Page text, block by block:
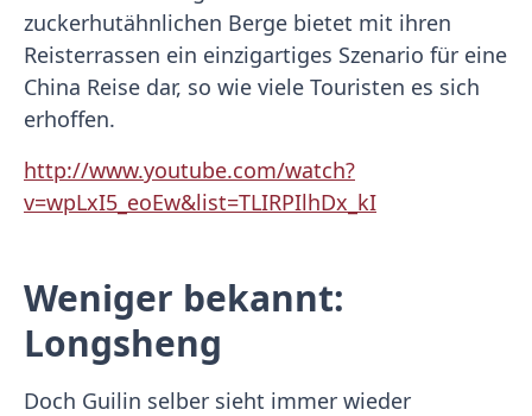
zuckerhutähnlichen Berge bietet mit ihren
Reisterrassen ein einzigartiges Szenario für eine
China Reise dar, so wie viele Touristen es sich
erhoffen.
http://www.youtube.com/watch?
v=wpLxI5_eoEw&list=TLIRPIlhDx_kI
Weniger bekannt:
Longsheng
Doch Guilin selber sieht immer wieder